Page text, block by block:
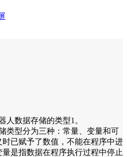
人数据存储的类型1。
类型分为三种：常量、变量和可
已赋予了数值，不能在程序中进
是指数据在程序执行过程中停止